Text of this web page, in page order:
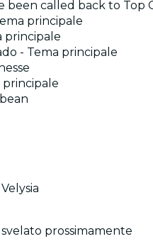
been called back to Top
principale
principale
- Tema principale
principale
prossimamente